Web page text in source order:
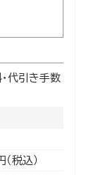
代引き手数
税込）